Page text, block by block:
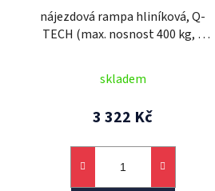
nájezdová rampa hliníková, Q-
TECH (max. nosnost 400 kg, 1
skladem
3 322 Kč